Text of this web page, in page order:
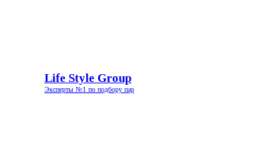
Life Style Group
Эксперты №1 по подбору пар